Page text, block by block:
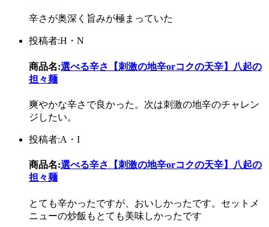
辛さが奥深く旨みが極まっていた
投稿者:H・N
商品名:選べる辛さ【刺激の地辛orコクの天辛】八起の
担々麺
爽やかな辛さで良かった。次は刺激の地辛のチャレン
ジしたい。
投稿者:A・I
商品名:選べる辛さ【刺激の地辛orコクの天辛】八起の
担々麺
とても辛かったですが、おいしかったです。セットメ
ニューの炒飯もとても美味しかったです